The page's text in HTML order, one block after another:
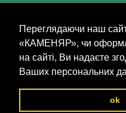
Переглядаючи наш
«КАМЕНЯР», чи
на сайті, Ви надаєте
Ваших персональних
ok
Кожне наше
у збереження